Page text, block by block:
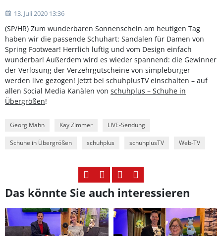
13. Juli 2020 13:36
(SP/HR) Zum wunderbaren Sonnenschein am heutigen Tag
haben wir die passende Schuhart: Sandalen für Damen von
Spring Footwear! Herrlich luftig und vom Design einfach
wunderbar! Außerdem wird es wieder spannend: die Gewinner
der Verlosung der Verzehrgutscheine von simpleburger
werden live gezogen! Jetzt bei schuhplusTV einschalten – auf
allen Social Media Kanälen von schuhplus – Schuhe in
Übergrößen!
Georg Mahn Kay Zimmer LIVE-Sendung
Schuhe in Übergrößen schuhplus schuhplusTV Web-TV
Das könnte Sie auch interessieren